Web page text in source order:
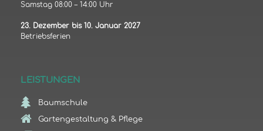
Samstag 08:00 – 14:00 Uhr
23. Dezember bis 10. Januar 2027
Betriebsferien
LEISTUNGEN
Baumschule
Gartengestaltung & Pflege